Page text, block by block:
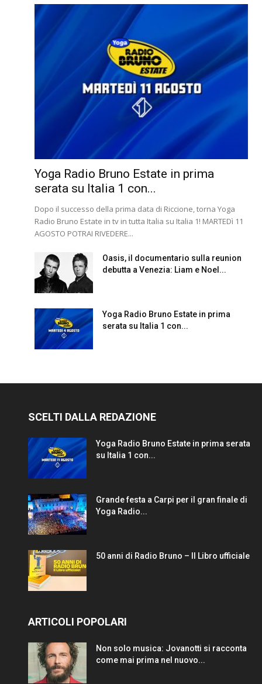
Yoga Radio Bruno Estate in prima
serata su Italia 1 con...
Dopo il successo della prima data di Riccione, torna Yoga
Radio Bruno Estate in tv in tutta Italia su Italia 1! MARTEDì 11
AGOSTO POTRAI RIVEDERE...
Oasis, il documentario sulla reunion
debutta a Venezia: Liam e Noel...
Yoga Radio Bruno Estate in prima
serata su Italia 1 con...
SCELTI DALLA REDAZIONE
Yoga Radio Bruno Estate in prima serata
su Italia 1 con...
Grande festa a Carpi per il gran finale di
Yoga Radio...
50 anni di Radio Bruno – Il Libro ufficiale
ARTICOLI POPOLARI
Non solo musica: Jovanotti si racconta
come mai prima nel nuovo...